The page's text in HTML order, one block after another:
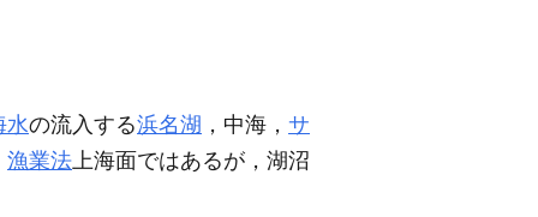
水の流入する浜名湖 ，中海， サ
漁業法 上海面ではあるが，湖沼